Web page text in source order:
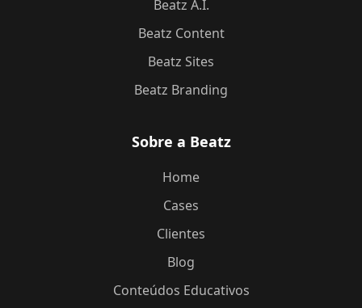
Beatz A.I.
Beatz Content
Beatz Sites
Beatz Branding
Sobre a Beatz
Home
Cases
Clientes
Blog
Conteúdos Educativos